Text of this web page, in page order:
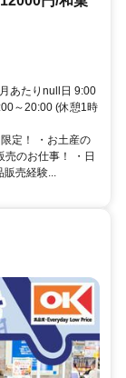
あたりnull日 9:00
～20:00 (休憩1時
定！ ・お土産の
のお仕事！ ・日
販売経験...